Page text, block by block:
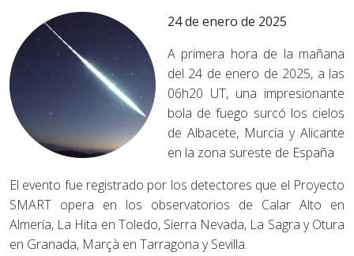
24 de enero de 2025
A primera hora de la mañana
del 24 de enero de 2025, a las
06h20 UT, una impresionante
bola de fuego surcó los cielos
de Albacete, Murcia y Alicante
en la zona sureste de España
El evento fue registrado por los detectores que el Proyecto
SMART opera en los observatorios de Calar Alto en
Almería, La Hita en Toledo, Sierra Nevada, La Sagra y Otura
en Granada, Marçà en Tarragona y Sevilla.